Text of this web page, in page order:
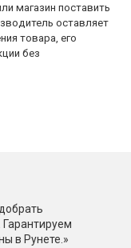
магазин поставить
оставляет
товара, его
без
в Рунете.»